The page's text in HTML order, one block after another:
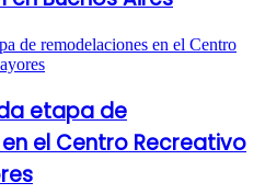
etapa de
el Centro Recreativo